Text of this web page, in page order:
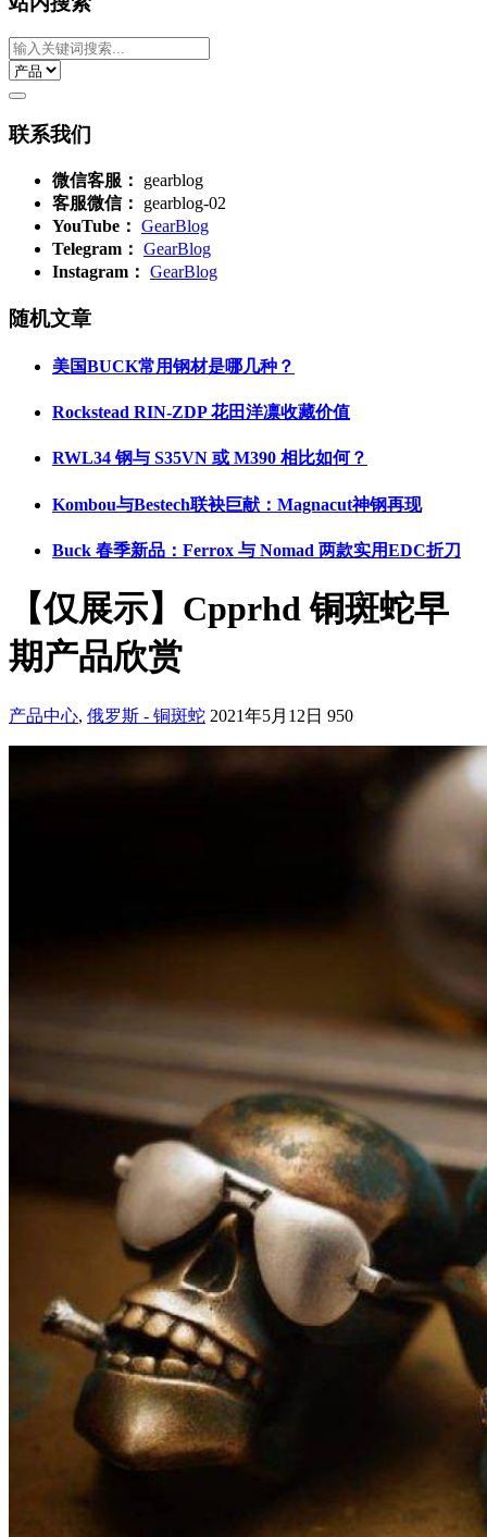
联系我们
微信客服：
gearblog
客服微信：
gearblog-02
YouTube： GearBlog
Telegram： GearBlog
Instagram： GearBlog
随机文章
美国BUCK常用钢材是哪几种？
Rockstead RIN-ZDP 花田洋凛收藏价值
RWL34 钢与 S35VN 或 M390 相比如何？
Kombou与Bestech联袂巨献：Magnacut神钢再现
Buck 春季新品：Ferrox 与 Nomad 两款实用EDC折刀
【仅展示】Cpprhd 铜斑蛇早
期产品欣赏
产品中心, 俄罗斯 - 铜斑蛇 2021年5月12日 950